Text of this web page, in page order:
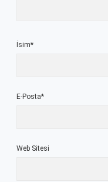
İsim*
E-Posta*
Web Sitesi